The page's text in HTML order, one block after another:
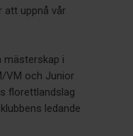
att uppnå vår
mästerskap i
VM och Junior
florettlandslag
ledande